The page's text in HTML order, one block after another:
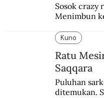
Sosok crazy
Menimbun
Kuno
Ratu
Saqqara
Puluhan
ditemukan.